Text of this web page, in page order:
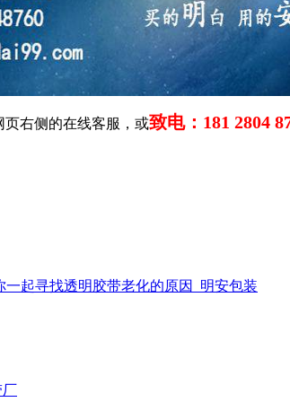
右侧的在线客服，或致电：181 2804
起寻找透明胶带老化的原因_明安包装
厂